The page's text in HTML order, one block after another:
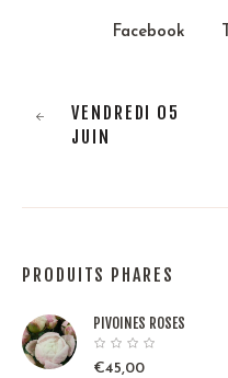
Facebook
VENDREDI 05
JUIN
PRODUITS PHARES
PIVOINES ROSES
€45,00